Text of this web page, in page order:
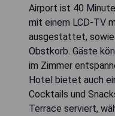
Airport ist 40
mit einem LCD-TV
ausgestattet, sowie
Obstkorb. Gäste
im Zimmer
Hotel bietet auch
Cocktails und
Terrace serviert,